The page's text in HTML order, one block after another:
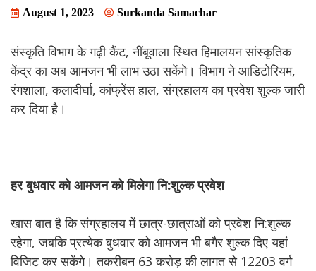
August 1, 2023 Surkanda Samachar
संस्कृति विभाग के गढ़ी कैंट, नींबूवाला स्थित हिमालयन सांस्कृतिक
केंद्र का अब आमजन भी लाभ उठा सकेंगे। विभाग ने आडिटोरियम,
रंगशाला, कलादीर्घा, कांफ्रेंस हाल, संग्रहालय का प्रवेश शुल्क जारी
कर दिया है।
हरबुधवारकोआमजनकोमिलेगानि:शुल्कप्रवेश
खास बात है कि संग्रहालय में छात्र-छात्राओं को प्रवेश नि:शुल्क
रहेगा, जबकि प्रत्येक बुधवार को आमजन भी बगैर शुल्क दिए यहां
विजिट कर सकेंगे। तकरीबन 63 करोड़ की लागत से 12203 वर्ग